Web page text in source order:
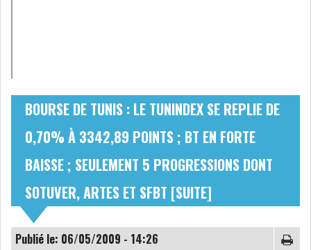
INTRODUCTIONS
OPÉRATIONS SUR
TITRES
PRIVATISATION & OPV RAPPORTS DE GESTION
INDICATEURS
INTERMÉDIAIRES
DIVERS
BOURSE DE TUNIS : LE TUNINDEX SE REPLIE DE
0,70% À 3342,89 POINTS ; BT EN FORTE
BAISSE ; SEULEMENT 5 PROGRESSIONS DONT
SOTUVER, ARTES ET SFBT [SUITE]
Publié le: 06/05/2009 - 14:26